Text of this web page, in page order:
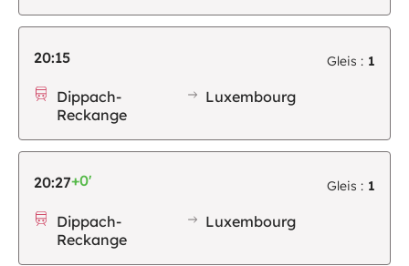
20:15 Gleis : 1
Dippach-
Reckange
Luxembourg
20:27+0' Gleis : 1
Dippach-
Reckange
Luxembourg